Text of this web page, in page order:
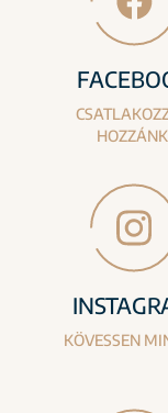
KÖVESSEN